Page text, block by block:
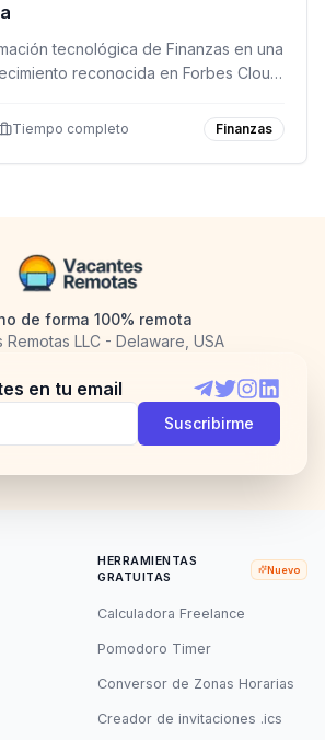
tecnológica de Finanzas en una
reconocida en Forbes Cloud
Tiempo completo Finanzas
de forma 100% remota
Remotas LLC - Delaware, USA
en tu email
Telegram
TwitterInstagram
Suscribirme
HERRAMIENTAS
GRATUITAS
Nuevo
Calculadora Freelance
Pomodoro Timer
Conversor de Zonas Horarias
Creador de invitaciones .ics